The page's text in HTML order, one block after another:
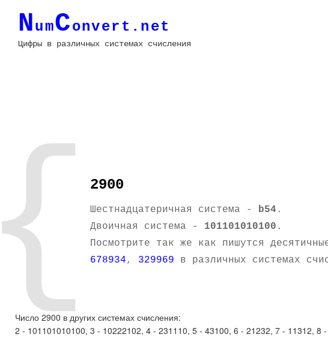
NumConvert.net
Цифры в различных системах счисления
2900
Шестнадцатеричная система - b54 .
Двоичная система - 101101010100 .
Посмотрите так же как пишутся
678934, 329969 в различных системах
Число 2900 в других системах счисления:
2 - 101101010100, 3 - 10222102, 4 - 231110, 5 - 43100, 6 - 21232, 7 - 11312,